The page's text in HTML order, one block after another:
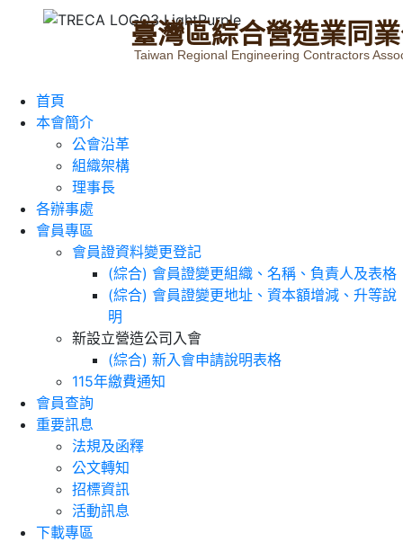
臺灣區綜合營造業同業
Taiwan Regional Engineering Contractors
首頁
本會簡介
公會沿革
組織架構
理事長
各辦事處
會員專區
會員證資料變更登記
(綜合) 會員證變更組織、名稱、負責人及表格
(綜合) 會員證變更地址、資本額增減、升等說
明
新設立營造公司入會
(綜合) 新入會申請說明表格
115年繳費通知
會員查詢
重要訊息
法規及函釋
公文轉知
招標資訊
活動訊息
下載專區